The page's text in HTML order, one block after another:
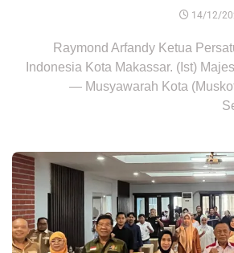
14/12/
Raymond Arfandy Ketua
Indonesia Kota Makassar. (Ist)
— Musyawarah Kota